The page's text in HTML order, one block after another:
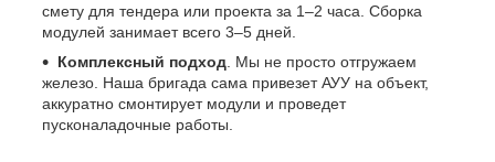
смету для тендера или проекта за 1–2 часа. Сборка
модулей занимает всего 3–5 дней.
Комплексный подход . Мы не просто отгружаем
железо. Наша бригада сама привезет АУУ на объект,
аккуратно смонтирует модули и проведет
пусконаладочные работы.